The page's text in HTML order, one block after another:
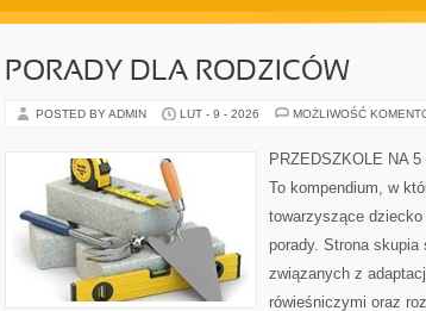
PORADY DLA RODZICÓW
POSTED BY ADMIN LUT - 9 - 2026 MOŻLIWOŚĆ
PRZEDSZKOLE NA
To kompendium, w
towarzyszące dziecko
porady. Strona
związanych z
rówieśniczymi oraz